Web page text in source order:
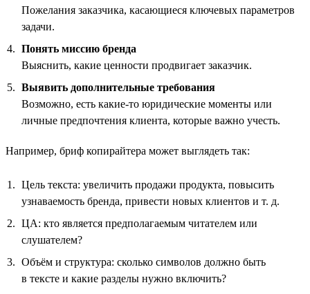
Пожелания заказчика, касающиеся ключевых параметров
задачи.
Понять миссию бренда
Выяснить, какие ценности продвигает заказчик.
Выявить дополнительные требования
Возможно, есть какие-то юридические моменты или
личные предпочтения клиента, которые важно учесть.
Например, бриф копирайтера может выглядеть так:
Цель текста: увеличить продажи продукта, повысить
узнаваемость бренда, привести новых клиентов и т. д.
ЦА: кто является предполагаемым читателем или
слушателем?
Объём и структура: сколько символов должно быть
в тексте и какие разделы нужно включить?